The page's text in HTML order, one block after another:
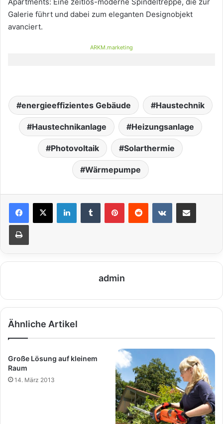
Galerie führt und dabei zum eleganten Designobjekt
avanciert.
ARKM.marketing
energieeffizientes Gebäude Haustechnik
Haustechnikanlage Heizungsanlage
Photovoltaik Solarthermie
Wärmepumpe
admin
Ähnliche Artikel
Große Lösung auf kleinem
Raum
14. März 2013